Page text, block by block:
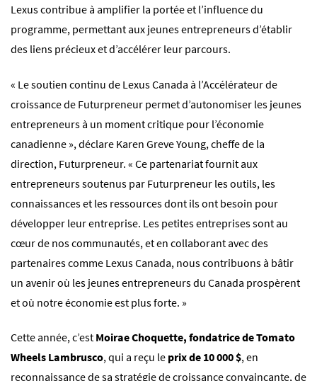
Lexus contribue à amplifier la portée et l’influence du
programme, permettant aux jeunes entrepreneurs d’établir
des liens précieux et d’accélérer leur parcours.
« Le soutien continu de Lexus Canada à l’Accélérateur de
croissance de Futurpreneur permet d’autonomiser les jeunes
entrepreneurs à un moment critique pour l’économie
canadienne », déclare Karen Greve Young, cheffe de la
direction, Futurpreneur. « Ce partenariat fournit aux
entrepreneurs soutenus par Futurpreneur les outils, les
connaissances et les ressources dont ils ont besoin pour
développer leur entreprise. Les petites entreprises sont au
cœur de nos communautés, et en collaborant avec des
partenaires comme Lexus Canada, nous contribuons à bâtir
un avenir où les jeunes entrepreneurs du Canada prospèrent
et où notre économie est plus forte. »
Cette année, c’est Moirae Choquette, fondatrice deTomato
Wheels Lambrusco, qui a reçu le prix de 10 000 $, en
reconnaissance de sa stratégie de croissance convaincante, de